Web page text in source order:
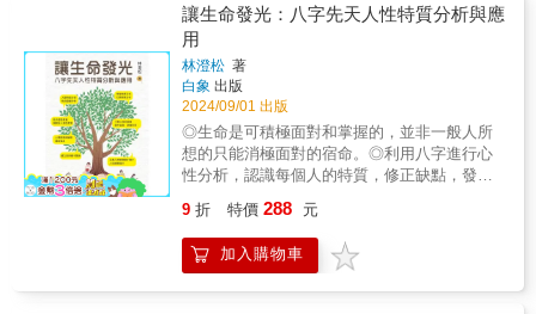
明老師歷經人間苦難，而覺悟發心來弘法濟
世，免費服務和公益上課，將神祕難懂的八字
給予簡單生活星宿化。二、八字十星宿跟十二
星座是完全一樣十二星座有四象「水火風
土」，其實跟五行-木火土金水是完全一樣，風
就是「木」，而金則是藏在四象之中，火象之
獅子為丙火、牡羊為丁火、射手為火中藏金，
即同有火+金屬性。八字源自於陰陽五行，有十
天干和十吉凶星宿，命局中吉星-正財、偏財、
正官、正印、食神多，表示有福報事業財運順
表示今世業報重事事難順利。三、知己知彼、
未雨綢繆，預防勝於治療！從八字命盤中掌握
瞭解你的『先天因果』，才能在『後天五常』
讓生命發光：八字先天人性特質分析與應
用
林澄松 著
白象 出版
2024/09/01 出版
◎生命是可積極面對和掌握的，並非一般人所
想的只能消極面對的宿命。◎利用八字進行心
性分析，認識每個人的特質，修正缺點，發揮
學＋多元學習智慧，規劃出每個人專屬的學習
架構和發展模型。有千年歷史的八字之術自有
一套它完整的規則，八字命盤顯示了各種心性
9 折 特價 288 元
加入購物車